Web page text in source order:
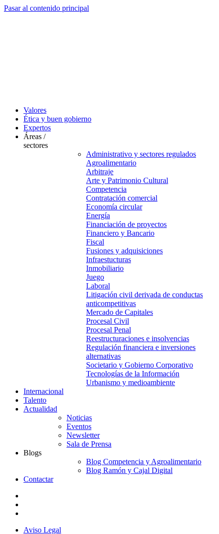
Pasar al contenido principal
Valores
Ética y buen gobierno
Expertos
Áreas /
sectores
Administrativo y sectores regulados
Agroalimentario
Arbitraje
Arte y Patrimonio Cultural
Competencia
Contratación comercial
Economía circular
Energía
Financiación de proyectos
Financiero y Bancario
Fiscal
Fusiones y adquisiciones
Infraestucturas
Inmobiliario
Juego
Laboral
Litigación civil derivada de conductas
anticompetitivas
Mercado de Capitales
Procesal Civil
Procesal Penal
Reestructuraciones e insolvencias
Regulación financiera e inversiones
alternativas
Societario y Gobierno Corporativo
Tecnologías de la Información
Urbanismo y medioambiente
Internacional
Talento
Actualidad
Noticias
Eventos
Newsletter
Sala de Prensa
Blogs
Blog Competencia y Agroalimentario
Blog Ramón y Cajal Digital
Contactar
Aviso Legal